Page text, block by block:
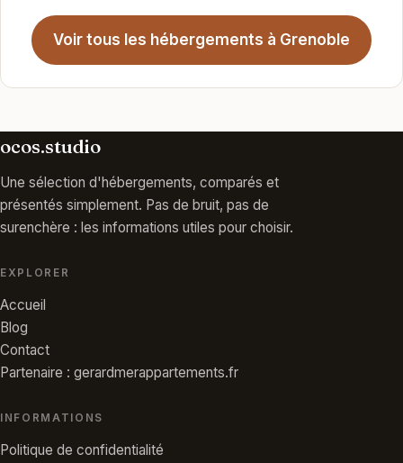
Voir tous les hébergements à Grenoble
ocos.studio
Une sélection d'hébergements, comparés et
présentés simplement. Pas de bruit, pas de
surenchère : les informations utiles pour choisir.
EXPLORER
Accueil
Blog
Contact
Partenaire : gerardmerappartements.fr
INFORMATIONS
Politique de confidentialité